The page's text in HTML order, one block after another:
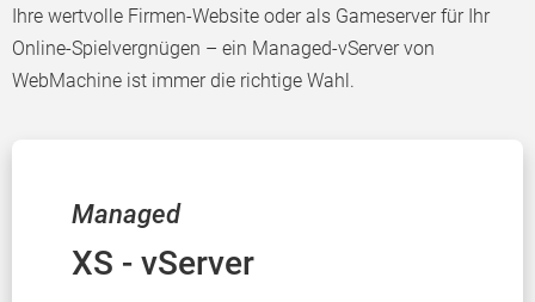
Ihre wertvolle Firmen-Website oder als Gameserver für Ihr
Online-Spielvergnügen – ein Managed-vServer von
WebMachine ist immer die richtige Wahl.
Managed
XS - vServer